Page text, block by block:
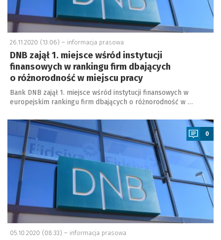
26.11.2020 (13:06) – informacja prasowa
DNB zajął 1. miejsce wśród instytucji
finansowych w rankingu firm dbających
o różnorodność w miejscu pracy
Bank DNB zajął 1. miejsce wśród instytucji finansowych w
europejskim rankingu firm dbających o różnorodność w …
a
0
05.10.2020 (08:33) – informacja prasowa